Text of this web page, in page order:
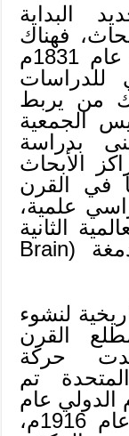
البداية
فهناك
من يحدِّد نشأتها الأولى في عام 1831م
للدراسات
من يربط
مع تأسيس الجمعية
بدراسة
الأبحاث
في القرن
علمية،
الثانية
تمت تسميتها بصناديق الأدمغة (Brain
لنشوء
القرن
حركة
تم
الدولي عام
1910م، ثم معهد بروكينغز عام 1916م،